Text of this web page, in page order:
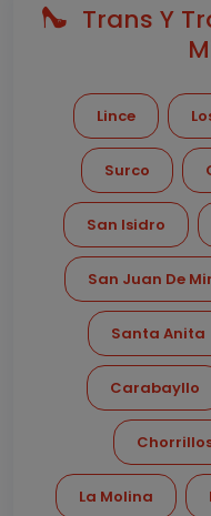
Trans Y
Lince
Surco
San Isidro
San Juan De
Santa Anita
Carabayllo
La Molina